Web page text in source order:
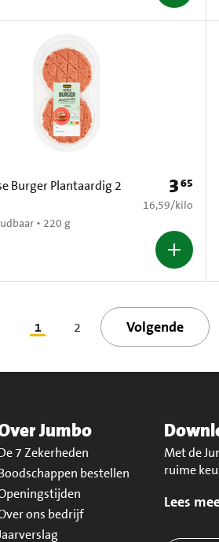
Burger Plantaardig 2
• 220 g
Prijs: €
365
€ 16,59 per kilo
16,59/kilo
1 2 Volgende
Jumbo
7 Zekerheden
bestellen
ons bedrijf
Met de
ruime
Lees